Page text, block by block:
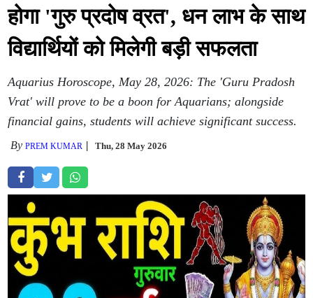
होगा 'गुरु प्रदोष व्रत', धन लाभ के साथ
विद्यार्थियों को मिलेगी बड़ी सफलता
Aquarius Horoscope, May 28, 2026: The 'Guru Pradosh
Vrat' will prove to be a boon for Aquarians; alongside
financial gains, students will achieve significant success.
ByPREM KUMAR Thu, 28 May 2026